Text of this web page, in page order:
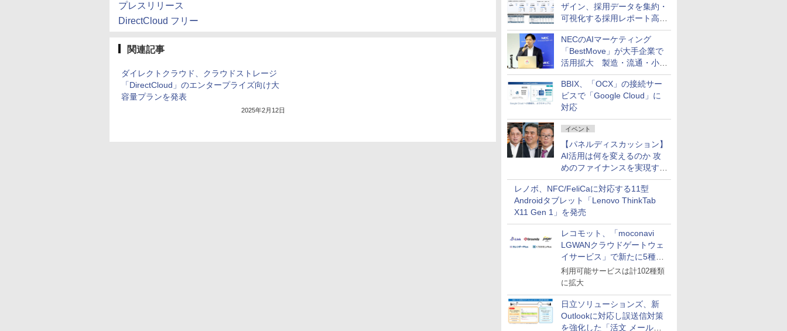
ザイン、採用データを集約・
可視化する採用レポート高速
化サービスを提供
NECのAIマーケティング
「BestMove」が大手企業で
活用拡大 製造・流通・小売
企業・広告代理店などが実装
フェーズへ
BBIX、「OCX」の接続サー
ビスで「Google Cloud」に
対応
イベント
【パネルディスカッション】
AI活用は何を変えるのか 攻
めのファイナンスを実現する
業務設計とマインドセット変
革
レノボ、NFC/FeliCaに対応する11型
Androidタブレット「Lenovo ThinkTab
X11 Gen 1」を発売
レコモット、「moconavi
LGWANクラウドゲートウェ
イサービス」で新たに5種類
のサービスと連携開始
利用可能サービスは計102種類
に拡大
日立ソリューションズ、新
Outlookに対応し誤送信対策
を強化した「活文 メール誤
プレスリリース
DirectCloud フリー
関連記事
ダイレクトクラウド、クラウドストレージ
「DirectCloud」のエンタープライズ向け大
容量プランを発表
2025年2月12日